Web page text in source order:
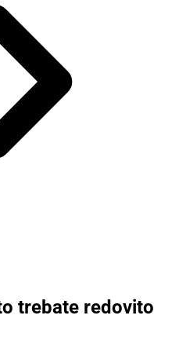
trebate redovito